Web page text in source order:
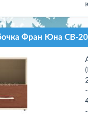
Фран Юна СВ-